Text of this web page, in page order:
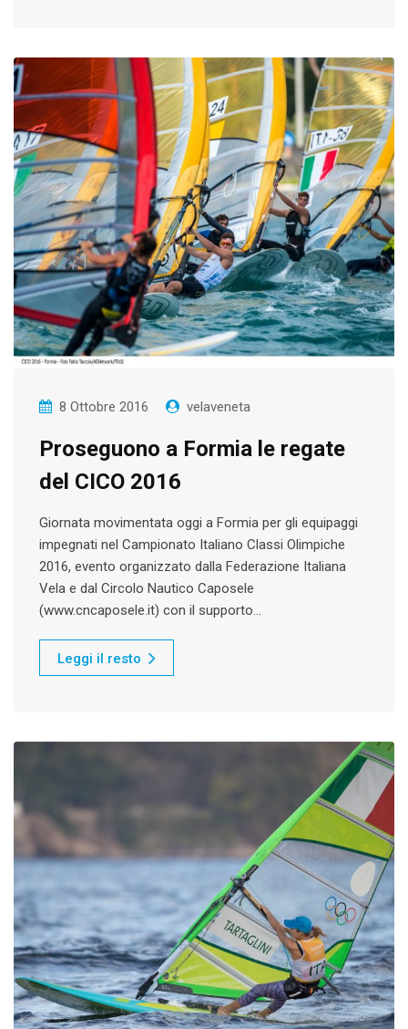
8 Ottobre 2016 velaveneta
Proseguono a Formia le regate
del CICO 2016
Giornata movimentata oggi a Formia per gli equipaggi
impegnati nel Campionato Italiano Classi Olimpiche
2016, evento organizzato dalla Federazione Italiana
Vela e dal Circolo Nautico Caposele
(www.cncaposele.it) con il supporto…
Leggi il resto